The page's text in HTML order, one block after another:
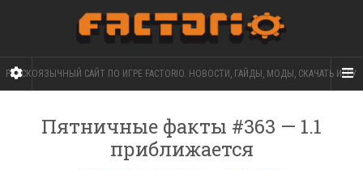
РУССКОЯЗЫЧНЫЙ САЙТ ПО ИГРЕ FACTORIO. НОВОСТИ, ГАЙДЫ, МОДЫ, СКАЧАТЬ ИГРУ
Пятничные факты #363 — 1.1
приближается